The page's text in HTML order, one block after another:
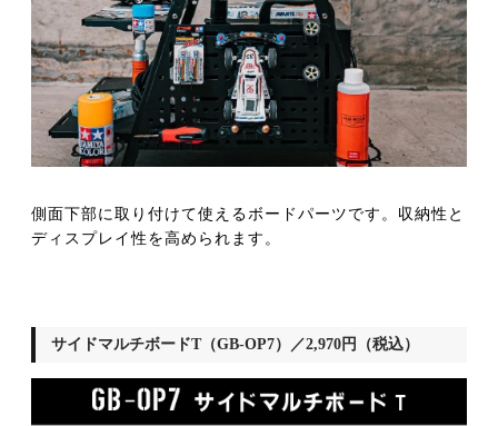
側面下部に取り付けて使えるボードパーツです。収納性と
ディスプレイ性を高められます。
サイドマルチボードT（GB-OP7）／2,970円（税込）